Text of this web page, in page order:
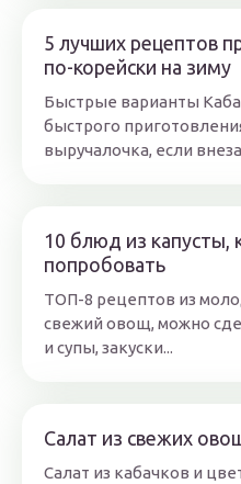
5 лучших рецептов
по-корейски на зиму
Быстрые варианты
быстрого
выручалочка, если
10 блюд из капусты,
попробовать
ТОП-8 рецептов из
свежий овощ, можно
и супы, закуски...
Салат из свежих
Салат из кабачков и